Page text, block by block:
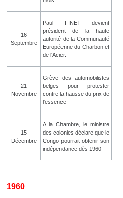
16
Septembre
Paul FINET devient
président de la haute
autorité de la Communauté
Européenne du Charbon et
de l'Acier.
21
Novembre
Grève des automobilistes
belges pour protester
contre la hausse du prix de
l'essence
15
Décembre
A la Chambre, le ministre
des colonies déclare que le
Congo pourrait obtenir son
indépendance dès 1960
1960